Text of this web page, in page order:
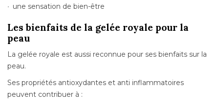
une sensation de bien-être
Les bienfaits de la gelée royale pour la
peau
La gelée royale est aussi reconnue pour ses bienfaits sur la
peau.
Ses propriétés antioxydantes et anti inflammatoires
peuvent contribuer à :